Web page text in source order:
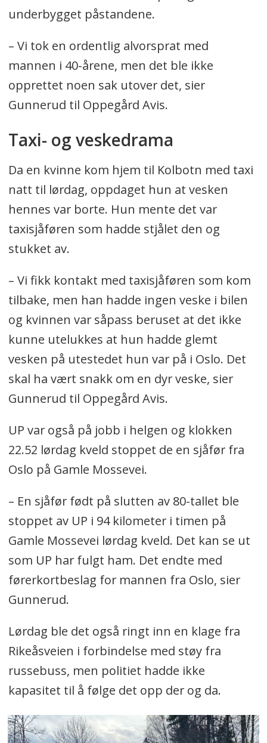
underbygget påstandene.
– Vi tok en ordentlig alvorsprat med
mannen i 40-årene, men det ble ikke
opprettet noen sak utover det, sier
Gunnerud til Oppegård Avis.
Taxi- og veskedrama
Da en kvinne kom hjem til Kolbotn med taxi
natt til lørdag, oppdaget hun at vesken
hennes var borte. Hun mente det var
taxisjåføren som hadde stjålet den og
stukket av.
– Vi fikk kontakt med taxisjåføren som kom
tilbake, men han hadde ingen veske i bilen
og kvinnen var såpass beruset at det ikke
kunne utelukkes at hun hadde glemt
vesken på utestedet hun var på i Oslo. Det
skal ha vært snakk om en dyr veske, sier
Gunnerud til Oppegård Avis.
UP var også på jobb i helgen og klokken
22.52 lørdag kveld stoppet de en sjåfør fra
Oslo på Gamle Mossevei.
– En sjåfør født på slutten av 80-tallet ble
stoppet av UP i 94 kilometer i timen på
Gamle Mossevei lørdag kveld. Det kan se ut
som UP har fulgt ham. Det endte med
førerkortbeslag for mannen fra Oslo, sier
Gunnerud.
Lørdag ble det også ringt inn en klage fra
Rikeåsveien i forbindelse med støy fra
russebuss, men politiet hadde ikke
kapasitet til å følge det opp der og da.